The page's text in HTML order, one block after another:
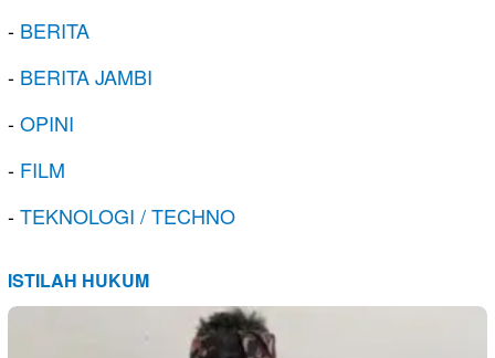
- BERITA
- BERITA JAMBI
-OPINI
- FILM
-TEKNOLOGI / TECHNO
ISTILAH HUKUM